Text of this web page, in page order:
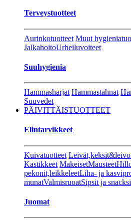
Terveystuotteet
Aurinkotuotteet Muut
JalkahoitoUrheiluvoiteet
Suuhygienia
Hammasharjat Hammastahnat
Suuvedet
PÄIVITTÄISTUOTTEET
Elintarvikkeet
Kuivatuotteet
Kastikkeet MakeisetMausteet
pekonit,leikkeleetLiha- ja
munatValmisruoatSipsit ja
Juomat